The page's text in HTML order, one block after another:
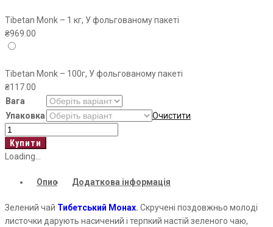
Tibetan Monk – 1 кг, У фольгованому пакеті
₴969.00
Tibetan Monk – 100г, У фольгованому пакеті
₴117.00
Вага
Упаковка
Очистити
Tibetan
Monk
кількість
Купити
Loading...
Опис Додаткова інформація
Зелений чай Тибетський Монах. Скручені поздовжньо молоді
листочки дарують насичений і терпкий настій зеленого чаю,